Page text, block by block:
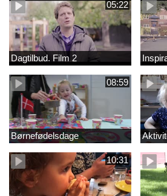
05:22
Dagtilbud. Film 2
08:59
Børnefødelsdage
10:31